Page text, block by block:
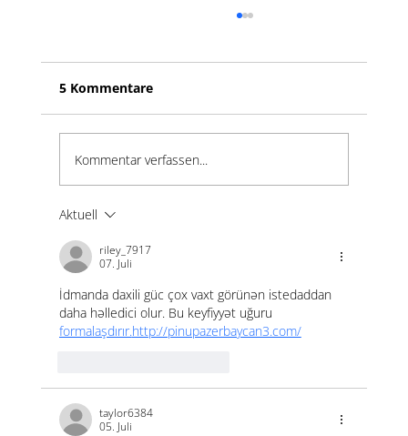
Die Architektur der Stille
5 Kommentare
Kommentar verfassen...
Aktuell
riley_7917
07. Juli
İdmanda daxili güc çox vaxt görünən istedaddan
daha həlledici olur. Bu keyfiyyət uğuru
formalaşdırır.http://pinupazerbaycan3.com/
taylor6384
05. Juli